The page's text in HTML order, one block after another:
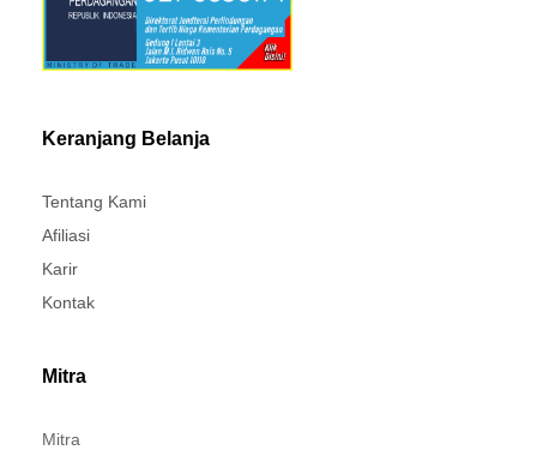
Keranjang Belanja
Tentang Kami
Afiliasi
Karir
Kontak
Mitra
Mitra